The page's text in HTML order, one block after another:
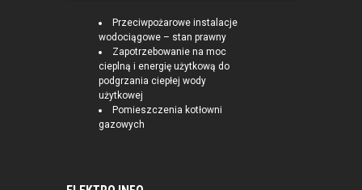
Przeciwpożarowe instalacje
wodociągowe – stan prawny
Zapotrzebowanie na moc
cieplną i energię użytkową do
podgrzania ciepłej wody
użytkowej
Pomieszczenia kotłowni
gazowych